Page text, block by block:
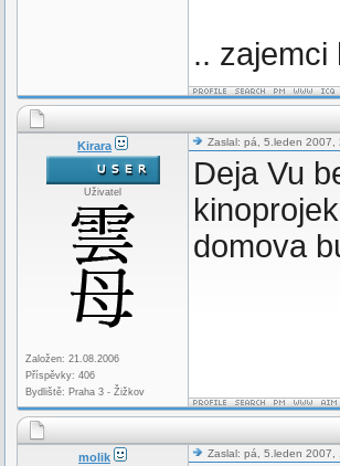
.. zajemci
Kirara
Uživatel
Založen: 21.08.2006
Příspěvky: 406
Bydliště: Praha 3 - Žižkov
Zaslal: pá, 5.leden 2007,
Deja Vu
domova
molik Zaslal: pá, 5.leden 2007,